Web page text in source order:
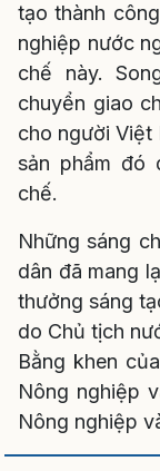
tạo thành
nghiệp nước
chế này.
chuyển giao
cho người Việt
sản phẩm đó
chế.
Những sáng
dân đã mang
thưởng sáng
do Chủ tịch
Bằng khen
Nông nghiệp
Nông nghiệp